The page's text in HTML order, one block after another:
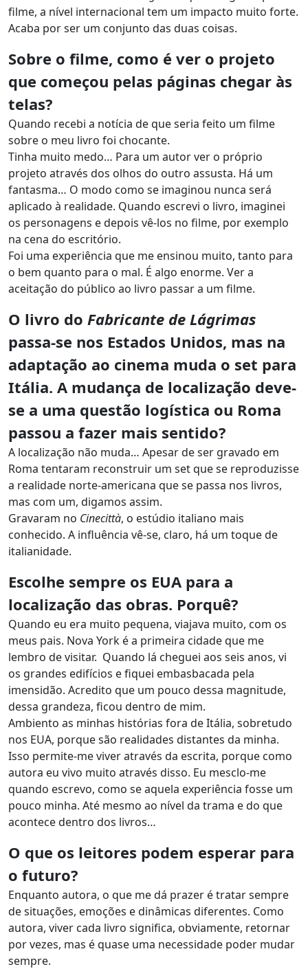
filme, a nível internacional tem um impacto muito forte.
Acaba por ser um conjunto das duas coisas.
Sobre o filme, como é ver o projeto
que começou pelas páginas chegar às
telas?
Quando recebi a notícia de que seria feito um filme
sobre o meu livro foi chocante.
Tinha muito medo… Para um autor ver o próprio
projeto através dos olhos do outro assusta. Há um
fantasma… O modo como se imaginou nunca será
aplicado à realidade. Quando escrevi o livro, imaginei
os personagens e depois vê-los no filme, por exemplo
na cena do escritório.
Foi uma experiência que me ensinou muito, tanto para
o bem quanto para o mal. É algo enorme. Ver a
aceitação do público ao livro passar a um filme.
O livro do Fabricante de Lágrimas
passa-se nos Estados Unidos, mas na
adaptação ao cinema muda o set para
Itália. A mudança de localização deve-
se a uma questão logística ou Roma
passou a fazer mais sentido?
A localização não muda… Apesar de ser gravado em
Roma tentaram reconstruir um set que se reproduzisse
a realidade norte-americana que se passa nos livros,
mas com um, digamos assim.
Gravaram no Cinecittà, o estúdio italiano mais
conhecido. A influência vê-se, claro, há um toque de
italianidade.
Escolhe sempre os EUA para a
localização das obras. Porquê?
Quando eu era muito pequena, viajava muito, com os
meus pais. Nova York é a primeira cidade que me
lembro de visitar. Quando lá cheguei aos seis anos, vi
os grandes edifícios e fiquei embasbacada pela
imensidão. Acredito que um pouco dessa magnitude,
dessa grandeza, ficou dentro de mim.
Ambiento as minhas histórias fora de Itália, sobretudo
nos EUA, porque são realidades distantes da minha.
Isso permite-me viver através da escrita, porque como
autora eu vivo muito através disso. Eu mesclo-me
quando escrevo, como se aquela experiência fosse um
pouco minha. Até mesmo ao nível da trama e do que
acontece dentro dos livros…
O que os leitores podem esperar para
o futuro?
Enquanto autora, o que me dá prazer é tratar sempre
de situações, emoções e dinâmicas diferentes. Como
autora, viver cada livro significa, obviamente, retornar
por vezes, mas é quase uma necessidade poder mudar
sempre.